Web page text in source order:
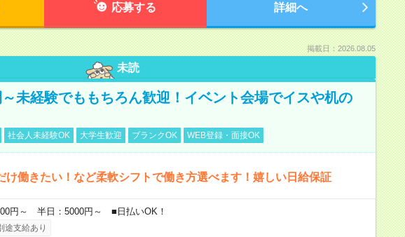
応募する 詳細へ
掲載日：2026.08.05
未読
未経験でももちろん歓迎！イベント会場でイスや机の
社会人未経験OK 大学生歓迎 ブランクOK WEB登録・面接OK
け働きたい！など柔軟シフトで働き方選べます！嬉しい日給保証
円～ 半日：5000円～ ■日払いOK！
途支給あり